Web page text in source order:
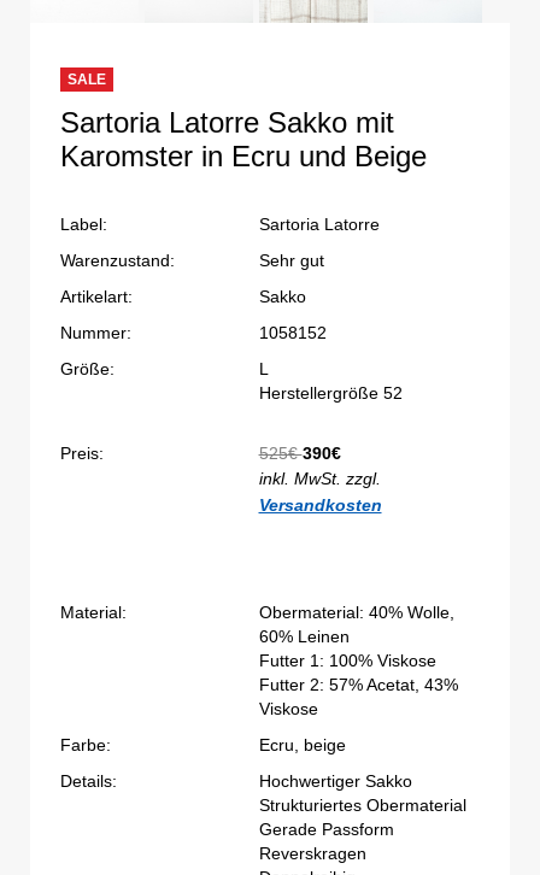
SALE
Sartoria Latorre Sakko mit
Karomster in Ecru und Beige
Label:
Sartoria Latorre
Warenzustand:
Sehr gut
Artikelart:
Sakko
Nummer:
1058152
Größe:
L
Herstellergröße 52
Preis: 525€390€
inkl. MwSt. zzgl.
Versandkosten
Material:
Obermaterial: 40% Wolle,
60% Leinen
Futter 1: 100% Viskose
Futter 2: 57% Acetat, 43%
Viskose
Farbe:
Ecru, beige
Details:
Hochwertiger Sakko
Strukturiertes Obermaterial
Gerade Passform
Reverskragen